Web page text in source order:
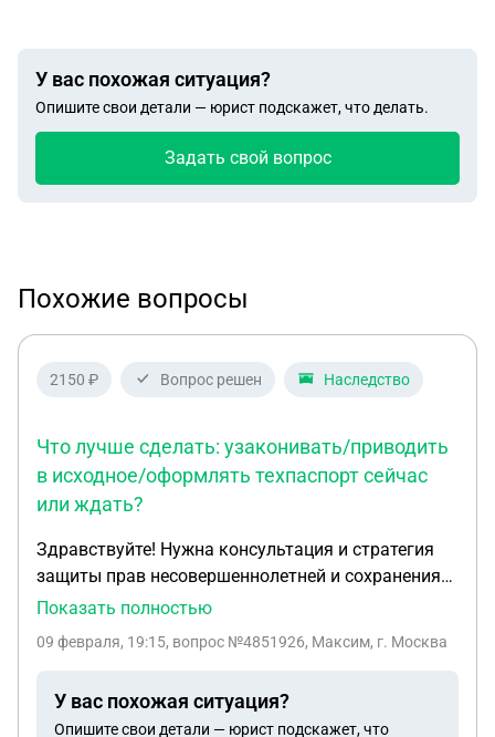
У вас похожая ситуация?
Опишите свои детали — юрист подскажет, что делать.
Задать свой вопрос
Похожие вопросы
2150 ₽ Вопрос решен Наследство
Что лучше сделать: узаконивать/приводить
в исходное/оформлять техпаспорт сейчас
или ждать?
Здравствуйте! Нужна консультация и стратегия
защиты прав несовершеннолетней и сохранения
квартиры в наследственном споре. 1) Кто я и кто
Екатеринбурге, официально работаю.
мать, разные отцы. Мать умерла: [17.08.2025].
Показать полностью
09 февраля, 19:15, вопрос №4851926, Максим, г. Москва
У вас похожая ситуация?
Опишите свои детали — юрист подскажет, что